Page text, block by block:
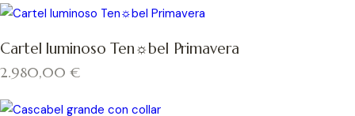
Cartel luminoso Ten☼bel Primavera
2.980,00 €